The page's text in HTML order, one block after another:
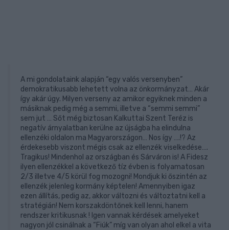
A mi gondolataink alapján “egy valós versenyben”
demokratikusabb lehetett volna az önkormányzat… Akár
így akár úgy. Milyen verseny az amikor egyiknek minden a
másiknak pedig még a semmi, illetve a “semmi semmi”
sem jut … Sőt még biztosan Kalkuttai Szent Teréz is
negatív árnyalatban kerülne az újságba ha elindulna
ellenzéki oldalon ma Magyarországon… Nos így ….!? Az
érdekesebb viszont mégis csak az ellenzék viselkedése….
Tragikus! Mindenhol az országban és Sárváron is! A Fidesz
ilyen ellenzékkel a következő tíz évben is folyamatosan
2/3 illetve 4/5 körül fog mozogni! Mondjuk ki őszintén az
ellenzék jelenleg kormány képtelen! Amennyiben igaz
ezen állítás, pedig az, akkor változni és változtatni kell a
stratégián! Nem korszakdöntőnek kell lenni, hanem
rendszer kritikusnak ! Igen vannak kérdések amelyeket
nagyon jól csinálnak a “Fiúk” míg van olyan ahol elkel a vita